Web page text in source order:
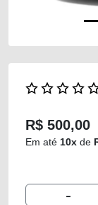
R$ 500,00
Em até 10x de
-